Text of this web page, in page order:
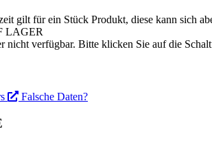
gilt für ein Stück Produkt, diese kann sich
LAGER
nicht verfügbar. Bitte klicken Sie auf die
Falsche Daten?